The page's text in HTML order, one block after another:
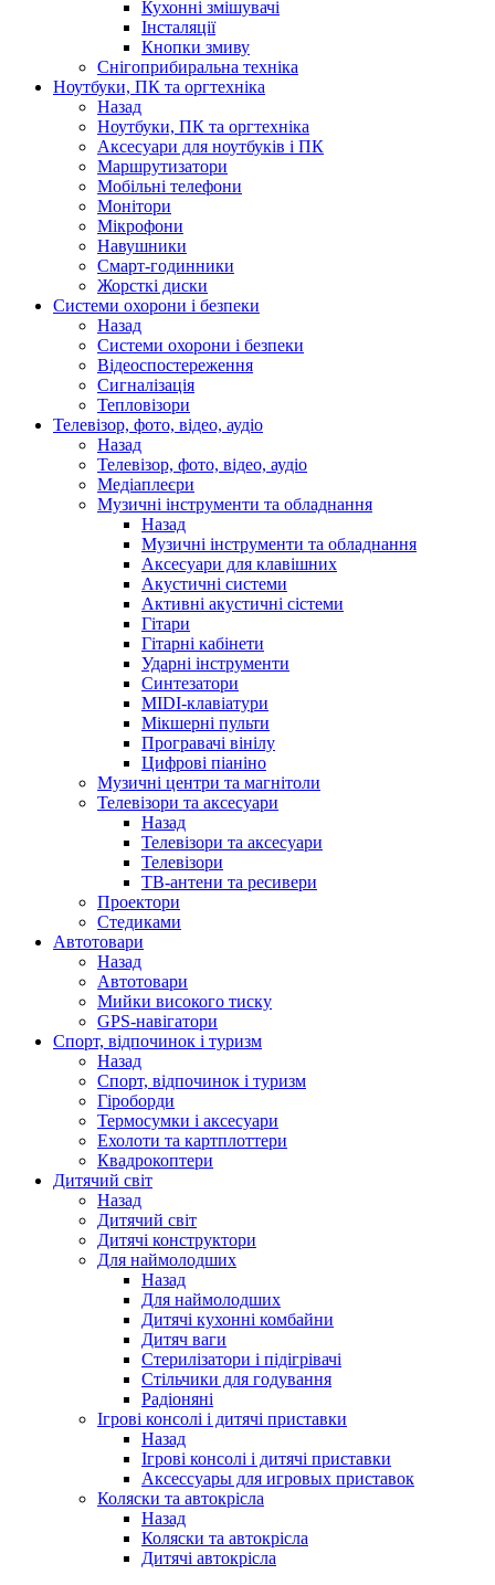
Кухонні змішувачі
Інсталяції
Кнопки змиву
Снігоприбиральна техніка
Ноутбуки, ПК та оргтехніка
Назад
Ноутбуки, ПК та оргтехніка
Аксесуари для ноутбуків і ПК
Маршрутизатори
Мобільні телефони
Монітори
Мікрофони
Навушники
Смарт-годинники
Жорсткі диски
Системи охорони і безпеки
Назад
Системи охорони і безпеки
Відеоспостереження
Сигналізація
Тепловізори
Телевізор, фото, відео, аудіо
Назад
Телевізор, фото, відео, аудіо
Медіаплеєри
Музичні інструменти та обладнання
Назад
Музичні інструменти та обладнання
Аксесуари для клавішних
Акустичні системи
Активні акустичні сістеми
Гітари
Гітарні кабінети
Ударні інструменти
Синтезатори
MIDI-клавіатури
Мікшерні пульти
Програвачі вінілу
Цифрові піаніно
Музичні центри та магнітоли
Телевізори та аксесуари
Назад
Телевізори та аксесуари
Телевізори
ТВ-антени та ресивери
Проектори
Стедиками
Автотовари
Назад
Автотовари
Мийки високого тиску
GPS-навігатори
Спорт, відпочинок і туризм
Назад
Спорт, відпочинок і туризм
Гіроборди
Термосумки і аксесуари
Ехолоти та картплоттери
Квадрокоптери
Дитячий світ
Назад
Дитячий світ
Дитячі конструктори
Для наймолодших
Назад
Для наймолодших
Дитячі кухонні комбайни
Дитяч ваги
Стерилізатори і підігрівачі
Стільчики для годування
Радіоняні
Ігрові консолі і дитячі приставки
Назад
Ігрові консолі і дитячі приставки
Аксессуары для игровых приставок
Коляски та автокрісла
Назад
Коляски та автокрісла
Дитячі автокрісла